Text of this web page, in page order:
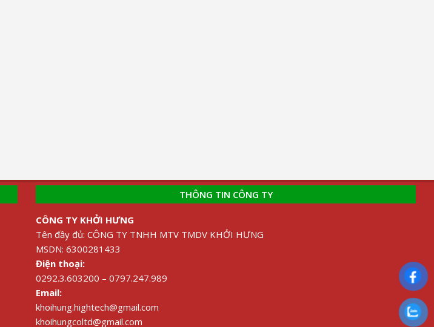
THÔNG TIN CÔNG TY
CÔNG TY KHỞI HƯNG
Tên đầy đủ: CÔNG TY TNHH MTV TMDV KHỞI HƯNG
MSDN: 6300281433
Điện thoại:
0292.3.603200 – 0797.247.989
Email:
khoihung.hightech@gmail.com
khoihungcoltd@gmail.com